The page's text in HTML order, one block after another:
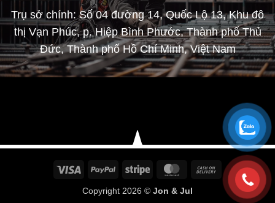
Trụ sở chính: Số 04 đường 14, Quốc Lộ 13, Khu đô
thị Vạn Phúc, p. Hiệp Bình Phước, Thành phố Thủ
Đức, Thành phố Hồ Chí Minh, Việt Nam
Visa PayPal Stripe MasterCardCash
On
Delivery
Copyright 2026 © Jon & Jul